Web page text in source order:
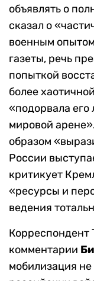
объявлять о
сказал о
военным
газеты, речь
попыткой
более
«подорвала его
мировой
образом
России
критикует
«ресурсы и
ведения
Корреспондент
комментарии
мобилизация